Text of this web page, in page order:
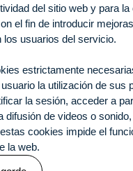
del sitio web y para
el fin de introducir
los usuarios del servicio.
estrictamente
la utilización de sus
la sesión, acceder a
difusión de videos o
cookies impide el
la web.